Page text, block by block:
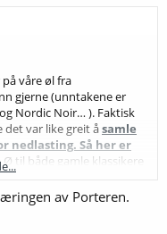
våre øl fra
gjerne (unntakene er
Nordic Noir… ). Faktisk
det var like greit åsamle
nedlasting. Så her er
til både gamle klassikere
er ferdig med å brygge
av Porteren.